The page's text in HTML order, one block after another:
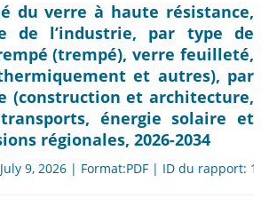
du verre à haute résistance,
de l’industrie, par type de
(trempé), verre feuilleté,
et autres), par
(construction et architecture,
énergie solaire et
régionales, 2026-2034
9, 2026 | Format:PDF | ID du rapport: